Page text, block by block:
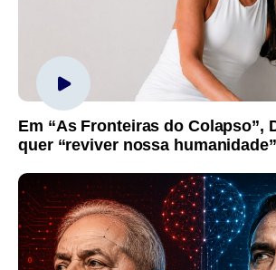
Em “As Fronteiras do Colapso”,
quer “reviver nossa humanidade”